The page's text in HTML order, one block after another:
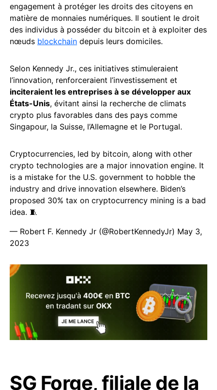
engagement à protéger les droits des citoyens en
matière de monnaies numériques. Il soutient le droit
des individus à posséder du bitcoin et à exploiter des
nœuds blockchain depuis leurs domiciles.
Selon Kennedy Jr., ces initiatives stimuleraient
l’innovation, renforceraient l’investissement et
inciteraient les entreprises à se développer aux
États-Unis, évitant ainsi la recherche de climats
crypto plus favorables dans des pays comme
Singapour, la Suisse, l’Allemagne et le Portugal.
Cryptocurrencies, led by bitcoin, along with other
crypto technologies are a major innovation engine. It
is a mistake for the U.S. government to hobble the
industry and drive innovation elsewhere. Biden’s
proposed 30% tax on cryptocurrency mining is a bad
idea. 🧵
— Robert F. Kennedy Jr (@RobertKennedyJr) May 3,
2023
SG Forge, filiale de la